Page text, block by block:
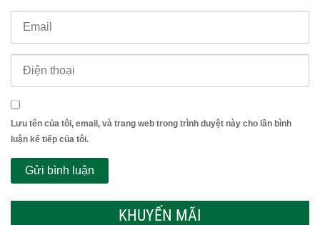
Lưu tên của tôi, email, và trang web trong trình duyệt này cho lần bình
luận kế tiếp của tôi.
KHUYẾN MÃI